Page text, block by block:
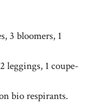
3 bloomers, 1
leggings, 1 coupe-
bio respirants.